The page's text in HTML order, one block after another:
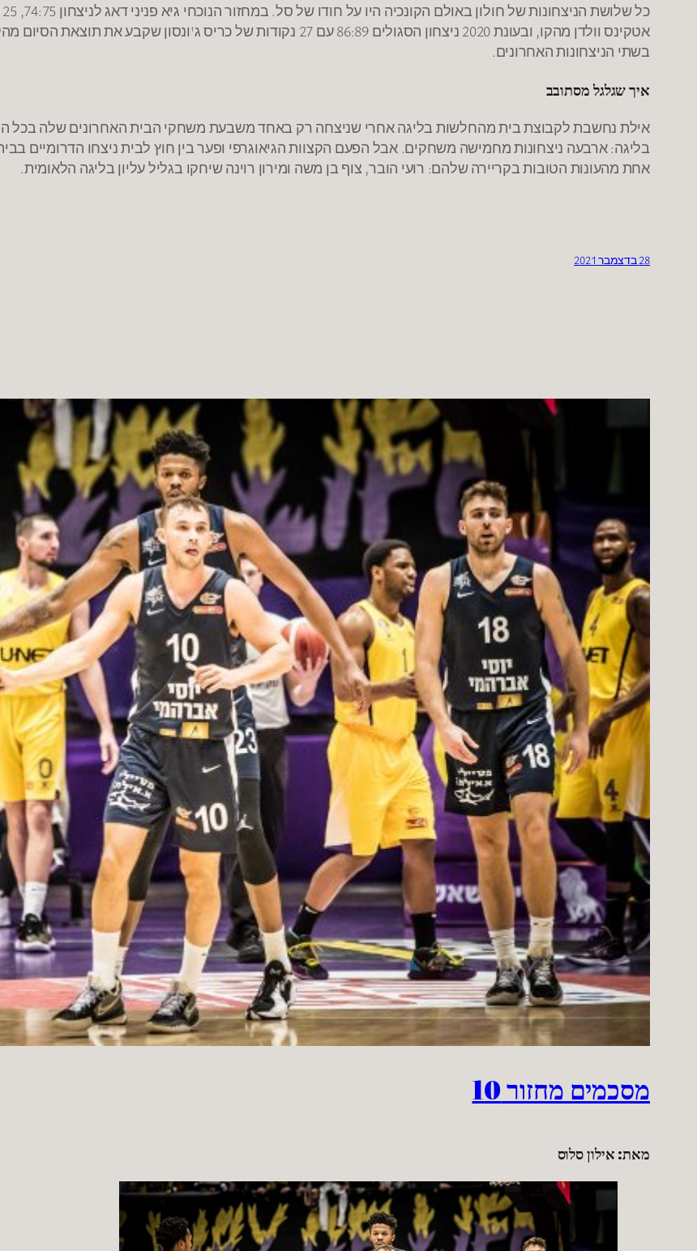
אטקינס וולדן מהקו, ובעונת 2020 ניצחון הסגולים 86:89 עם 27 נקודות של כריס
בשתי הניצחונות האחרונים.
איך שגלגל מסתובב
אילת נחשבת לקבוצת בית מהחלשות בליגה אחרי שניצחה רק באחד משבעת משחקי הבית האחרונים שלה בכל
בליגה: ארבעה ניצחונות מחמישה משחקים. אבל הפעם הקצוות הגיאוגרפי ופער בין חוץ לבית ניצחו הדרומיים
אחת מהעונות הטובות בקריירה שלהם: רועי הובר, צוף בן משה ומירון רוינה שיחקו בגליל עליון בליגה הלאומית.
28 בדצמבר 2021
מסכמים מחזור 10
מאת: אילון סלוס